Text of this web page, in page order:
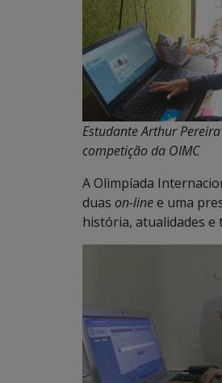
Estudante Arthur
competição da OIMC
A Olimpíada
duas on-linee uma
história, atualidades e